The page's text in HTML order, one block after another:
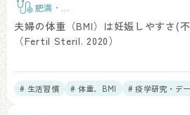
肥満・
BMI
夫婦の体重（BMI）は妊娠しやすさ(
（Fertil Steril. 2020）
# 生活習慣 # 体重、BMI # 疫学研究・デ